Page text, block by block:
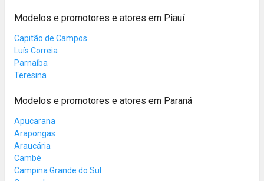
Modelos e promotores e atores em Piauí
Capitão de Campos
Luís Correia
Parnaíba
Teresina
Modelos e promotores e atores em Paraná
Apucarana
Arapongas
Araucária
Cambé
Campina Grande do Sul